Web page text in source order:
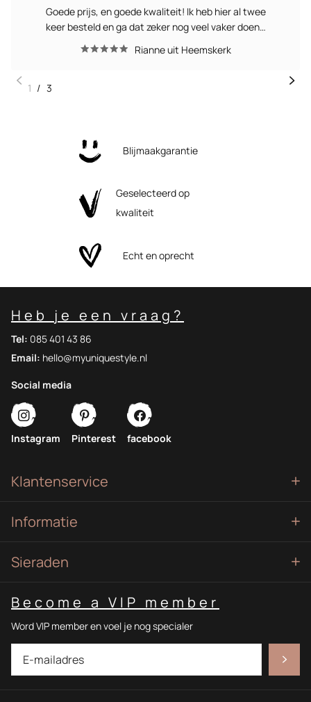
Goede prijs, en goede kwaliteit! Ik heb hier al twee
keer besteld en ga dat zeker nog veel vaker doen…
Rianne uit Heemskerk
1 / 3
Blijmaakgarantie
Geselecteerd op
kwaliteit
Echt en oprecht
Klantenservice
Informatie
Sieraden
Become a VIP member
Word VIP member en voel je nog specialer
Heb je een vraag?
Tel: 085 401 43 86
Email: hello@myuniquestyle.nl
Social media
Instagram Pinterest facebook